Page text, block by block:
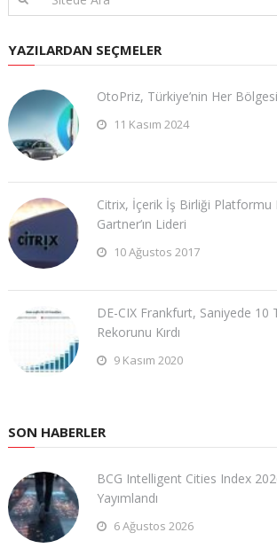
YAZILARDAN SEÇMELER
OtoPriz, Türkiye’nin Her
11 Kasım 2024
Citrix, İçerik İş Birliği Platformu
Gartner’ın Lideri
10 Ağustos 2017
DE-CIX Frankfurt, Saniyede 10
Rekorunu Kırdı
9 Kasım 2020
SON HABERLER
BCG Intelligent Cities Index
Yayımlandı
6 Ağustos 2026